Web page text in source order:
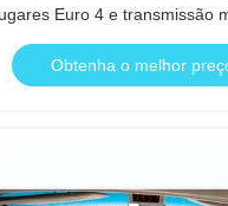
Euro 4 e transmissão
de cinco velocidades
Obtenha o melhor